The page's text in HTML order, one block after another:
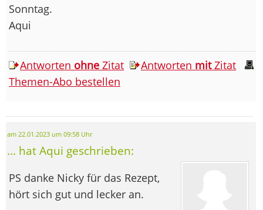
Sonntag.
Aqui
Antworten ohne Zitat Antworten mitZitat
Themen-Abo bestellen
am 22.01.2023 um 09:58 Uhr
... hat Aqui geschrieben:
PS danke Nicky für das Rezept,
hört sich gut und lecker an.